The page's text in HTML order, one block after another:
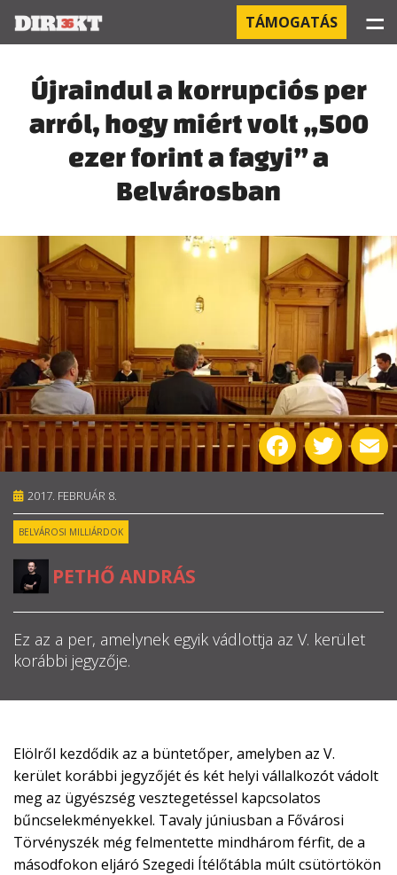
PROJEKTEK
KÓRHÁZI FERTŐZÉSEK
ORBÁN ÉS A GAZDASÁG
OROSZ KAPCSOLATOK
PEGASUS-MEGFIGYELÉSEK
AZ ORBÁN CSALÁD ÜZLETEI
OFFSHORE TITKOK
RÓLUNK
CSAPAT
MŰKÖDÉS
TÁMOGATÁS
1%
WEBSHOP



EN

TÁMOGATÁS ☰
Újraindul a korrupciós per
arról, hogy miért volt „500
ezer forint a fagyi” a
Belvárosban
2017. FEBRUÁR 8.
BELVÁROSI MILLIÁRDOK
PETHŐ ANDRÁS
Ez az a per, amelynek egyik vádlottja az V. kerület
korábbi jegyzője.
FacebookTwitter
Elölről kezdődik az a büntetőper, amelyben az V.
kerület korábbi jegyzőjét és két helyi vállalkozót vádolt
meg az ügyészség vesztegetéssel kapcsolatos
bűncselekményekkel. Tavaly júniusban a Fővárosi
Törvényszék még felmentette mindhárom férfit, de a
másodfokon eljáró Szegedi Ítélőtábla múlt csütörtökön